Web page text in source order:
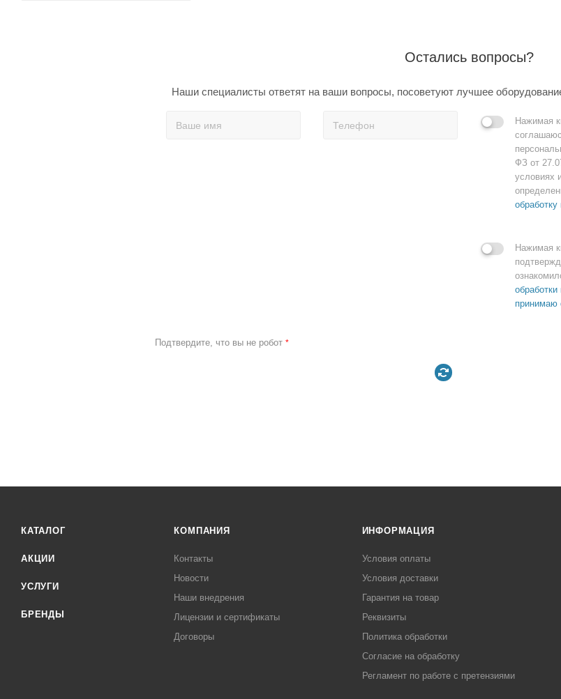
Остались вопросы?
Наши специалисты ответят на ваши вопросы, посоветуют лучшее
Нажимая
ФЗ от
условиях
Нажимая
принимаю
Подтвердите, что вы не робот *
КАТАЛОГ
АКЦИИ
УСЛУГИ
БРЕНДЫ
КОМПАНИЯ
Контакты
Новости
Наши внедрения
Лицензии и сертификаты
Договоры
ИНФОРМАЦИЯ
Условия оплаты
Условия доставки
Гарантия на товар
Реквизиты
Политика обработки
Согласие на обработку
Регламент по работе с претензиями